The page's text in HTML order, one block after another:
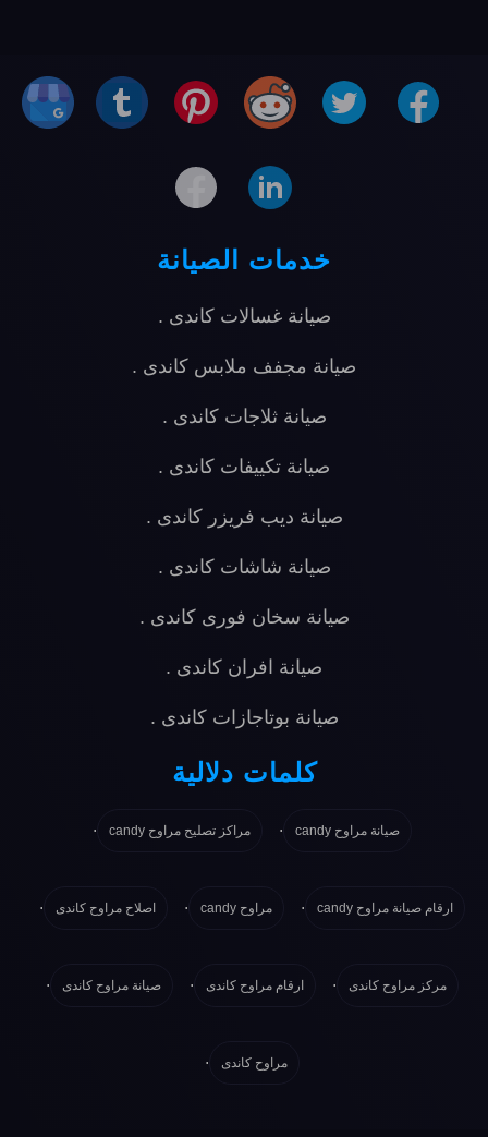
خدمات الصيانة
صيانة غسالات كاندى .
صيانة مجفف ملابس كاندى .
صيانة ثلاجات كاندى .
صيانة تكييفات كاندى .
صيانة ديب فريزر كاندى .
صيانة شاشات كاندى .
صيانة سخان فورى كاندى .
صيانة افران كاندى .
صيانة بوتاجازات كاندى .
كلمات دلالية
صيانة مراوح candy . مراكز تصليح مراوح candy .
ارقام صيانة مراوح candy . مراوح candy . اصلاح مراوح كاندى .
مركز مراوح كاندى . ارقام مراوح كاندى . صيانة مراوح كاندى .
مراوح كاندى .